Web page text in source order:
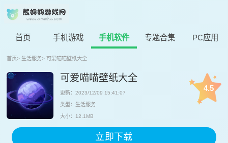
首页 手机游戏 手机软件 专题合集 PC应用
首页> 生活服务> 可爱喵喵壁纸大全
可爱喵喵壁纸大全
更新：2023/12/09 15:41:07
类型：生活服务
大小：12.1MB
4.5
立即下载